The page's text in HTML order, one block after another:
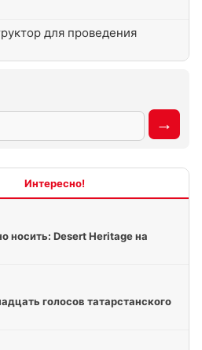
для проведения
носить: Desert Heritage на
голосов татарстанского